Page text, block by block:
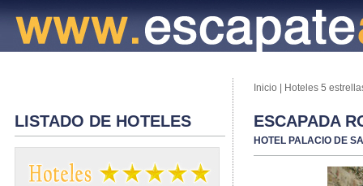
LISTADO DE HOTELES
Inicio Hoteles 5
ESCAPADA
HOTEL PALACIO DE